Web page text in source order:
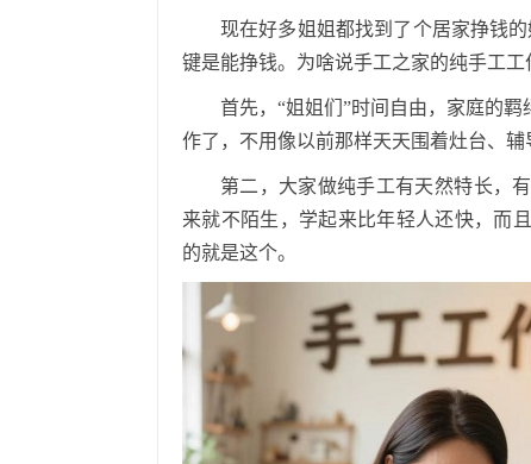
现在好多姐姐都找到了个居家挣钱
键是能挣钱。为啥说手工之家的纯手工
首先，“姐姐们”时间自由，家庭的
作了，不用像以前那样天天围着灶台、
第二，大家做纯手工有天然特长，
来就不陌生，学起来比年轻人还快，而
的就是这个。